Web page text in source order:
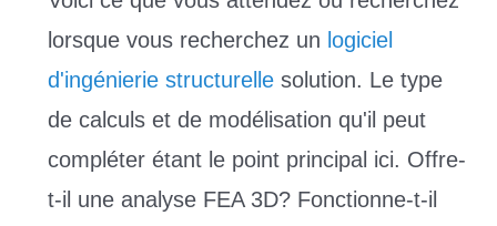
lorsque vous recherchez un logiciel
d'ingénierie structurellesolution. Le type
de calculs et de modélisation qu'il peut
compléter étant le point principal ici. Offre-
t-il une analyse FEA 3D? Fonctionne-t-il